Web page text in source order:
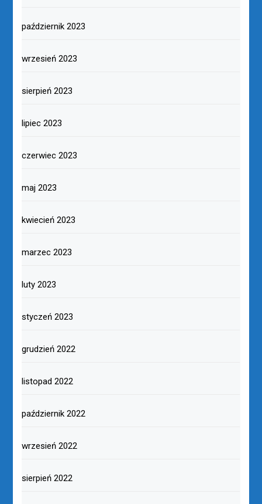
październik 2023
wrzesień 2023
sierpień 2023
lipiec 2023
czerwiec 2023
maj 2023
kwiecień 2023
marzec 2023
luty 2023
styczeń 2023
grudzień 2022
listopad 2022
październik 2022
wrzesień 2022
sierpień 2022